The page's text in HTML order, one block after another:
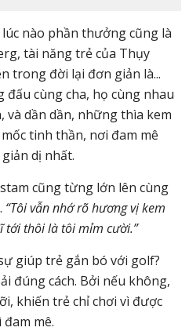
nào phần thưởng cũng là
tài năng trẻ của Thụy
trong đời lại đơn giản là...
đấu cùng cha, họ cùng nhau
và dần dần, những thìa kem
tinh thần, nơi đam mê
dị nhất.
cũng từng lớn lên cùng
“Tôi vẫn nhớ rõ hương vị kem
tới thôi là tôi mỉm cười.”
giúp trẻ gắn bó với golf?
đúng cách. Bởi nếu không,
khiến trẻ chỉ chơi vì được
mê.